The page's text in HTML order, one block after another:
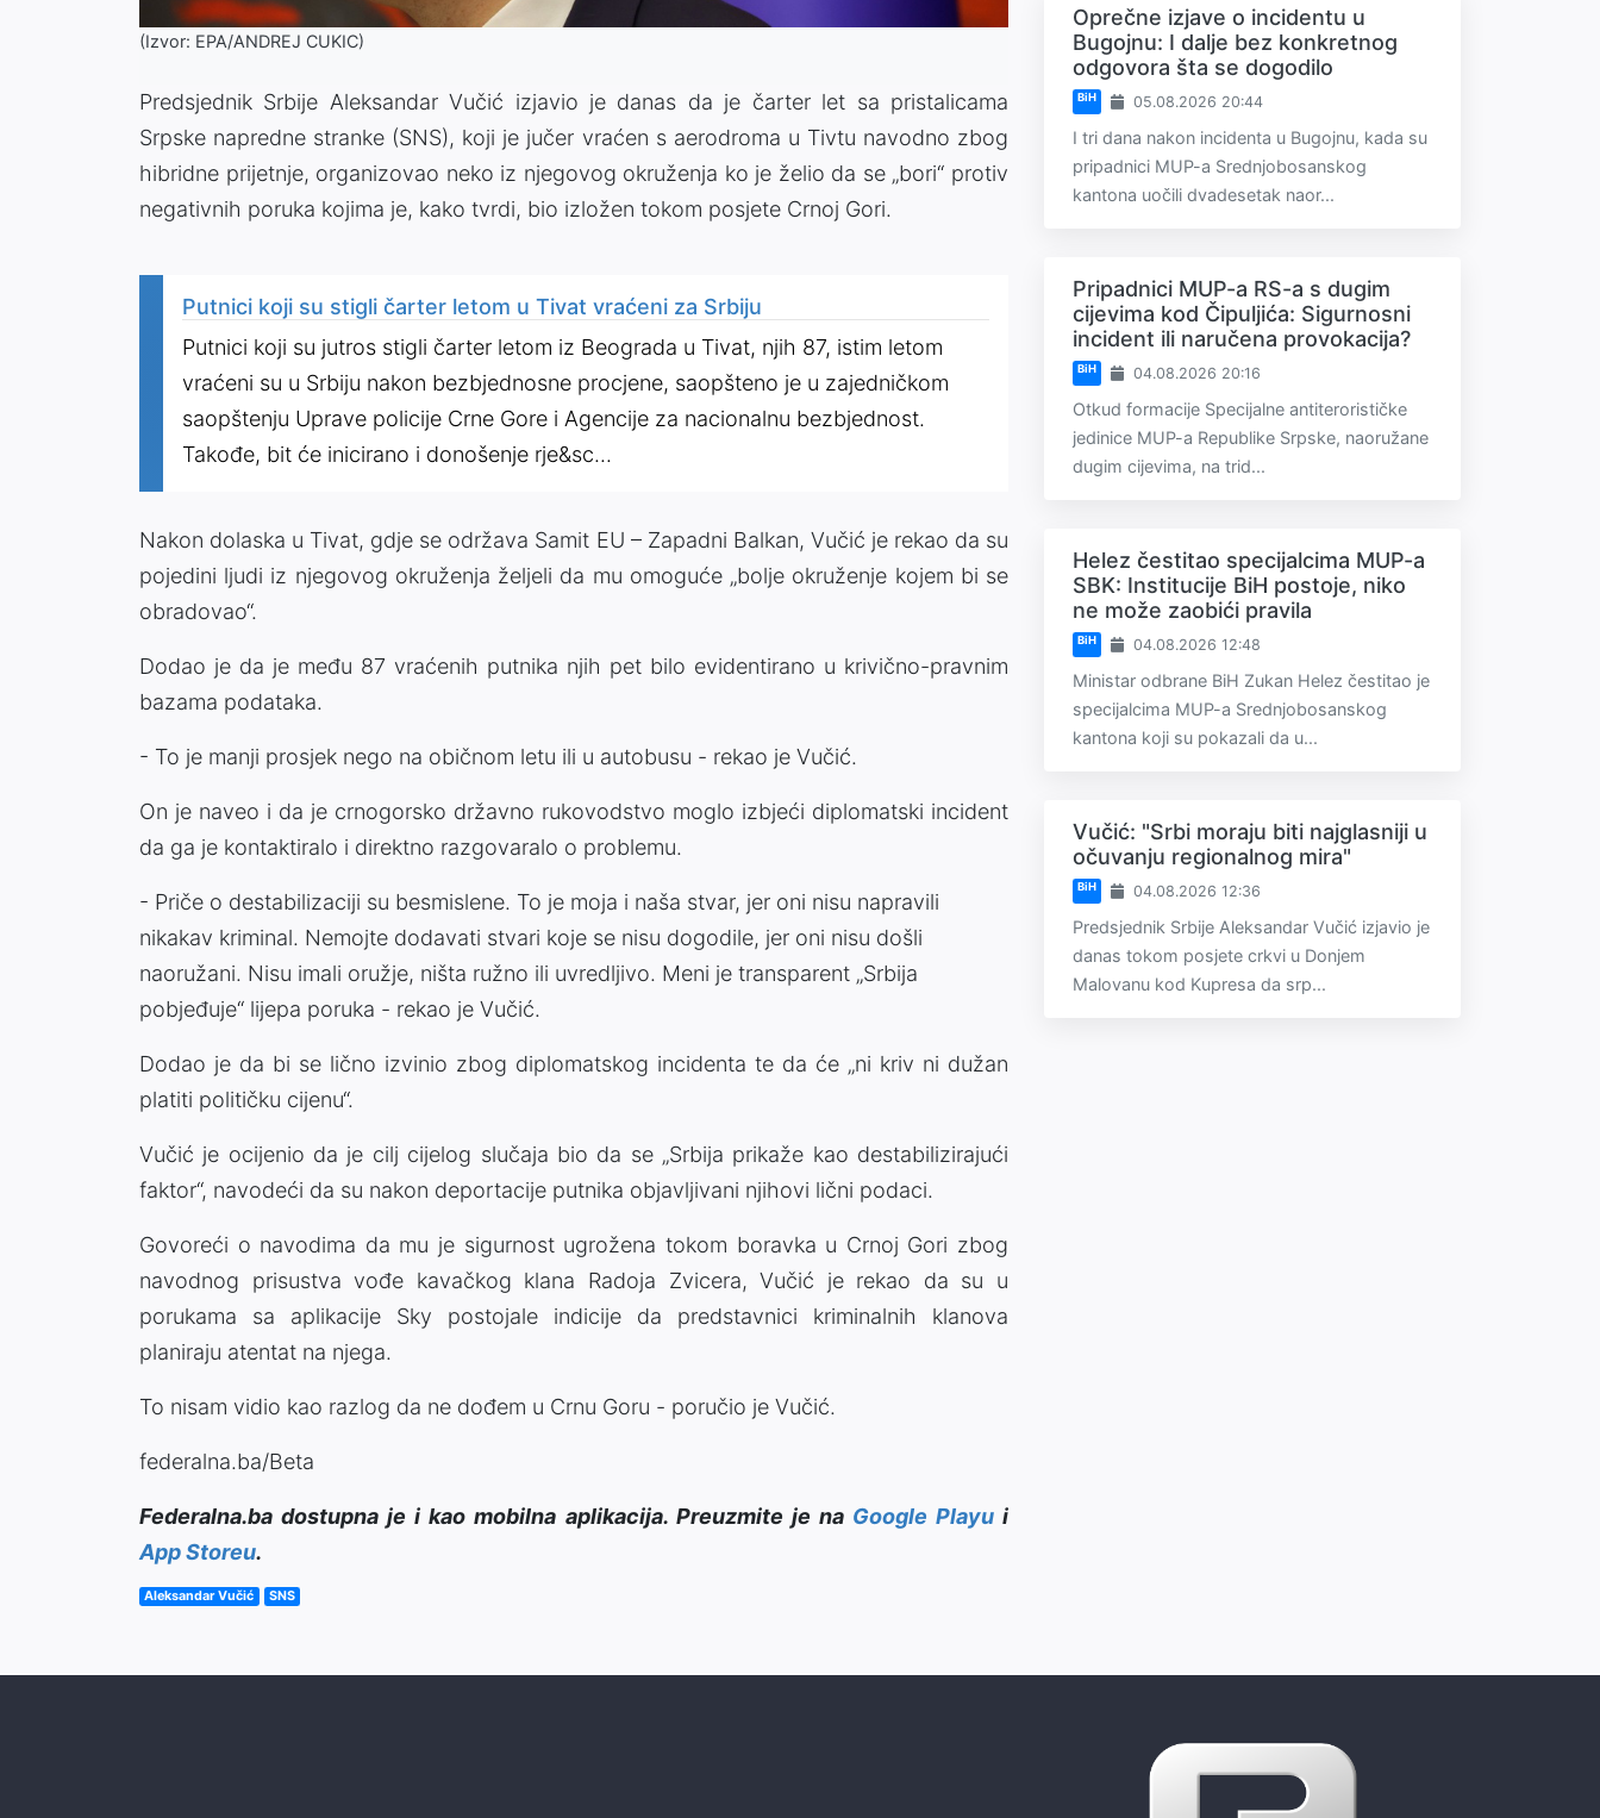
(Izvor: EPA/ANDREJ CUKIC)
Predsjednik Srbije Aleksandar Vučić izjavio je danas da je čarter let sa pristalicama
Srpske napredne stranke (SNS), koji je jučer vraćen s aerodroma u Tivtu navodno zbog
hibridne prijetnje, organizovao neko iz njegovog okruženja ko je želio da se „bori“ protiv
negativnih poruka kojima je, kako tvrdi, bio izložen tokom posjete Crnoj Gori.
Putnici koji su stigli čarter letom u Tivat vraćeni za Srbiju
Putnici koji su jutros stigli čarter letom iz Beograda u Tivat, njih 87, istim letom
vraćeni su u Srbiju nakon bezbjednosne procjene, saopšteno je u zajedničkom
saopštenju Uprave policije Crne Gore i Agencije za nacionalnu bezbjednost.
Takođe, bit će inicirano i donošenje rje&sc...
Nakon dolaska u Tivat, gdje se održava Samit EU – Zapadni Balkan, Vučić je rekao da su
pojedini ljudi iz njegovog okruženja željeli da mu omoguće „bolje okruženje kojem bi se
obradovao“.
Dodao je da je među 87 vraćenih putnika njih pet bilo evidentirano u krivično-pravnim
bazama podataka.
- To je manji prosjek nego na običnom letu ili u autobusu - rekao je Vučić.
On je naveo i da je crnogorsko državno rukovodstvo moglo izbjeći diplomatski incident
da ga je kontaktiralo i direktno razgovaralo o problemu.
- Priče o destabilizaciji su besmislene. To je moja i naša stvar, jer oni nisu napravili
nikakav kriminal. Nemojte dodavati stvari koje se nisu dogodile, jer oni nisu došli
naoružani. Nisu imali oružje, ništa ružno ili uvredljivo. Meni je transparent „Srbija
pobjeđuje“ lijepa poruka - rekao je Vučić.
Dodao je da bi se lično izvinio zbog diplomatskog incidenta te da će „ni kriv ni dužan
platiti političku cijenu“.
Vučić je ocijenio da je cilj cijelog slučaja bio da se „Srbija prikaže kao destabilizirajući
faktor“, navodeći da su nakon deportacije putnika objavljivani njihovi lični podaci.
Govoreći o navodima da mu je sigurnost ugrožena tokom boravka u Crnoj Gori zbog
navodnog prisustva vođe kavačkog klana Radoja Zvicera, Vučić je rekao da su u
porukama sa aplikacije Sky postojale indicije da predstavnici kriminalnih klanova
planiraju atentat na njega.
To nisam vidio kao razlog da ne dođem u Crnu Goru - poručio je Vučić.
federalna.ba/Beta
Federalna.ba dostupna je i kao mobilna aplikacija. Preuzmite je na Google Playui
App Storeu.
Aleksandar Vučić SNS
Oprečne izjave o incidentu u
Bugojnu: I dalje bez konkretnog
odgovora šta se dogodilo
BiH 05.08.2026 20:44
I tri dana nakon incidenta u Bugojnu, kada su
pripadnici MUP-a Srednjobosanskog
kantona uočili dvadesetak naor...
Pripadnici MUP-a RS-a s dugim
cijevima kod Čipuljića: Sigurnosni
incident ili naručena provokacija?
BiH 04.08.2026 20:16
Otkud formacije Specijalne antiterorističke
jedinice MUP-a Republike Srpske, naoružane
dugim cijevima, na trid...
Helez čestitao specijalcima MUP-a
SBK: Institucije BiH postoje, niko
ne može zaobići pravila
BiH 04.08.2026 12:48
Ministar odbrane BiH Zukan Helez čestitao je
specijalcima MUP-a Srednjobosanskog
kantona koji su pokazali da u...
Vučić: "Srbi moraju biti najglasniji u
očuvanju regionalnog mira"
BiH 04.08.2026 12:36
Predsjednik Srbije Aleksandar Vučić izjavio je
danas tokom posjete crkvi u Donjem
Malovanu kod Kupresa da srp...